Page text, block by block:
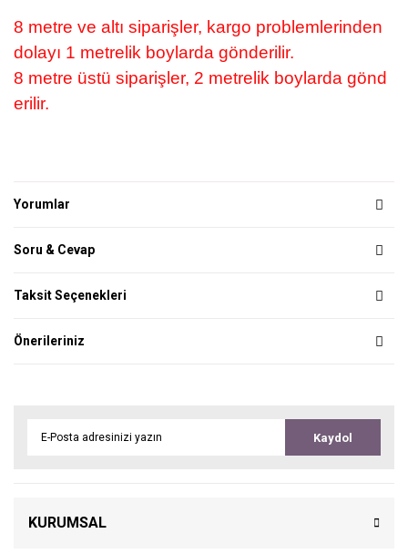
8 metre ve altı siparişler, kargo problemlerinden
dolayı 1 metrelik boylarda gönderilir.
8 metre üstü siparişler, 2 metrelik boylarda gönd
erilir.
Yorumlar
Soru & Cevap
Taksit Seçenekleri
Önerileriniz
Kaydol
KURUMSAL